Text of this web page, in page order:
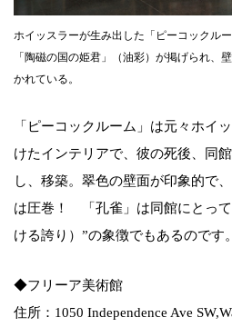
ホイッスラーが生み出した「ピーコックル
「陶磁の国の姫君」（油彩）が掲げられ、
かれている。
「ピーコックルーム」は元々ホイ
けたインテリアで、彼の死後、同
し、移築。翠色の壁面が印象的で
は圧巻！ 「孔雀」は同館にとって
ける誇り）”の象徴でもあるのです。
◆フリーア美術館
住所：1050 Independence Ave